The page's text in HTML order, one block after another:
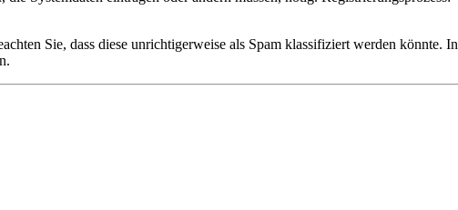
Sie, dass diese unrichtigerweise als Spam klassifiziert werden könnte.